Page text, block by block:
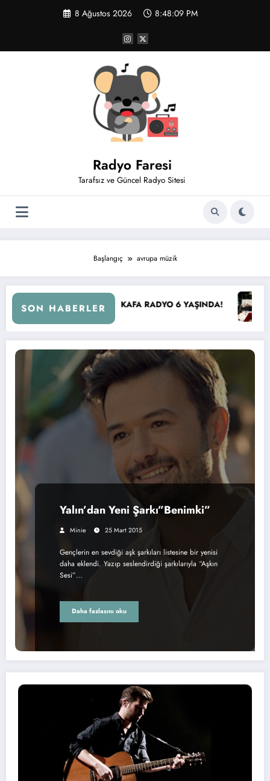
8 Ağustos 2026 8:48:09 PM
Radyo Faresi
Tarafsız ve Güncel Radyo Sitesi
Başlangıç avrupa müzik
SON HABERLER
KAFA RADYO 6 YAŞINDA! İBB Başkanı Ekrem İmamoğlu
Yalın’dan Yeni Şarkı”Benimki”
Minie 25 Mart 2015
Gençlerin en sevdiği aşk şarkıları listesine bir yenisi
daha eklendi. Yazıp seslendirdiği şarkılarıyla “Aşkın
Sesi”…
Daha fazlasını oku